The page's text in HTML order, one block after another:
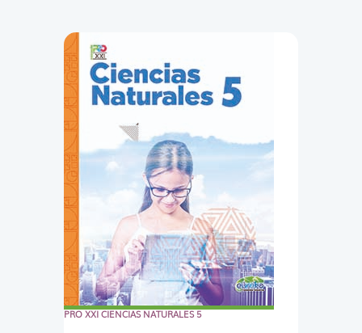
PRO XXI CIENCIAS NATURALES 5